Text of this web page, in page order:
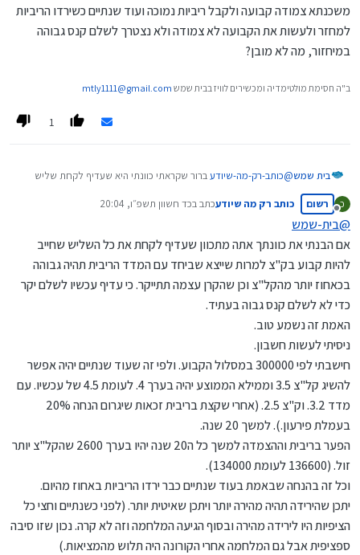
משכנתא צמודה קבועה ולקבל ריביות נמוכה ועוד שנתיים כשירדו הריביות
למחזר ולעשות את הקבועה לא צמודה ולא נצטרך לשלם קנס גבוהה
במיחזור, מה לא מובן?
ב"ה חסימת מולטימדיה ומכשירים לוויז בבית שמש mtly1111@gmail.com
1
בית שמש@כותב-רק-מה-שיודעברור שקראתי כוונתי היא שעדיף לקחת שליש
הריביות למחזר ולעשות את הקבועה לא צמודה ולא נצטרך לשלם קנס
גבוהה במיחזור, מה לא מובן?
כ
מנותק
רשום כותב רק מה שיודעכתב בכד חשוון תשפ״ו, 20:04
נערך לאחרונה על ידי
@בית-שמש
אם הבנתי את כוונתך אתה מתכוון שעדיף לקחת את כל השליש שחייב
להיות קבוע בק"צ למרות שייצא שביחד עם המדד הריבית תהיה גבוהה
בכאחוז יותר מהקל"צ וכן שהקרן עצמה תתייקר. כי עדיף עכשיו לשלם יקר
כדי לא לשלם קנס גבוה בעתיד.
האמת זה נשמע טוב.
ניסיתי לעשות חשבון.
חישבתי לפי 300000 במסלול הקבוע. ולפי זה שעוד שנתיים יהיה אפשר
להשיג קל"צ 3.5 וממילא הממוצע יהיה בערך 4. לעומת 4.5 של עכשיו. עם
מדד 3.2. וק"צ 2.5. (אחרי שקצת בריבית זכאות שיגרום הנחה 20%
בעמלת פירעון.). למשך 20 שנה.
הפער בריבית וההצמדה למשך כל ה20 שנה יהיו בערך 2600 שהקל"צ יותר
זול. (136600 לעומת 134000).
וכל זה בהנחה שבאמת בעוד שנתיים כבר ירדו הריביות באחוז מהיום.
יתכן שהירידה תהיה מהירה יותר ויתכן שאיטית יותר. (לפני כשנתיים וחצי כל
הציפיות היו לירידה מהירה ובסוף הגיעה המלחמה וזה לא קרה. נכון שזו סיבה
ספציפית אבל גם המלחמה אחרי הקורונה היה תלוש מהמציאות.)